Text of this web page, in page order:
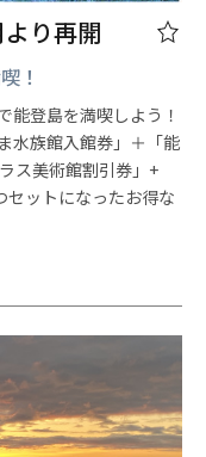
り再開
！
能登島を満喫しよう！
水族館入館券」＋「能
ス美術館割引券」+
セットになったお得な